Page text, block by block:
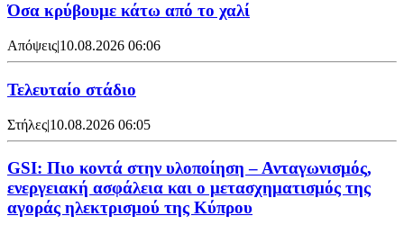
Όσα κρύβουμε κάτω από το χαλί
Απόψεις|10.08.2026 06:06
Τελευταίο στάδιο
Στήλες|10.08.2026 06:05
GSI: Πιο κοντά στην υλοποίηση – Ανταγωνισμός,
ενεργειακή ασφάλεια και ο μετασχηματισμός της
αγοράς ηλεκτρισμού της Κύπρου